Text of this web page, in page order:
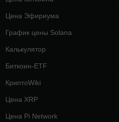
Цена Эфириума
График цены Solana
Калькулятор
Биткоин-ETF
КриптоWiki
Цена XRP
Цена Pi Network